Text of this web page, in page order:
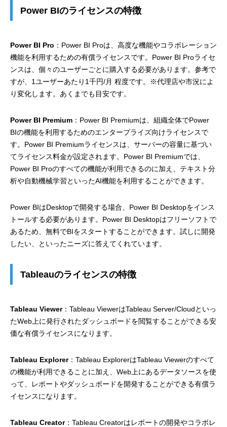
Power BIのライセンスの特徴
Power BI Pro ：Power BI Proは、高度な機能やコラボレーション
機能を利用するための有償ライセンスです。Power BI Proライセ
ンスは、個々のユーザーごとに購入する必要があります。参考で
すが、1ユーザーあたり1千円/月 程度です。※代理店や市況によ
り変化します。あくまでも目安です。
Power BI Premium ：Power BI Premiumは、組織全体でPower
BIの機能を利用するためのエンタープライズ向けライセンスで
す。Power BI Premiumライセンスは、サーバーの容量に基づい
てライセンス料金が設定されます。Power BI Premiumでは、
Power BI Proのすべての機能が利用できるのに加え、テキスト分
析や自動機械学習といったAI機能を利用することができます。
Power BIはDesktopで開発する場合、Power BI Desktopをインス
トールする必要があります。Power BI Desktopはフリーソフトで
あるため、無料でBIをスタートすることができます。試しに開発
したい、といったニーズに答えてくれています。
Tableauのライセンスの特徴
Tableau Viewer：Tableau ViewerはTableau Server/Cloudといっ
たWeb上に発行されたダッシュボードを閲覧することができる安
価な有償ライセンスになります。
Tableau Explorer：Tableau ExplorerはTableau Viewerのすべて
の機能が利用できることに加え、Web上にあるデータソースを使
って、レポートやダッシュボードを開発することができる有償ラ
イセンスになります。
Tableau Creator：Tableau Creatorはレポートの開発やコラボレ